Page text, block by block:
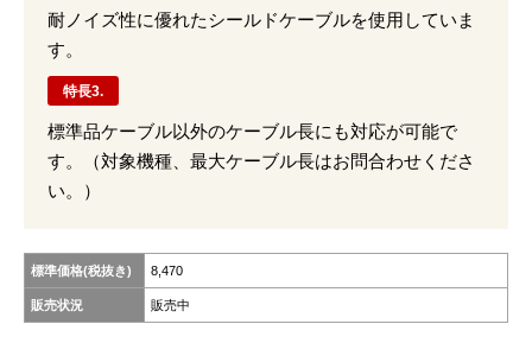
耐ノイズ性に優れたシールドケーブルを使用していま
す。
特長3.
標準品ケーブル以外のケーブル長にも対応が可能で
す。（対象機種、最大ケーブル長はお問合わせくださ
い。）
標準価格(税抜き) 8,470
販売状況 販売中